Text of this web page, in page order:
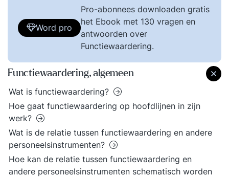
Word pro
Pro-abonnees downloaden gratis
het Ebook met 130 vragen en
antwoorden over
Functiewaardering.
Functiewaardering, algemeen
Wat is functiewaardering?
Hoe gaat functiewaardering op hoofdlijnen in zijn
werk?
Wat is de relatie tussen functiewaardering en andere
personeelsinstrumenten?
Hoe kan de relatie tussen functiewaardering en
andere personeelsinstrumenten schematisch worden